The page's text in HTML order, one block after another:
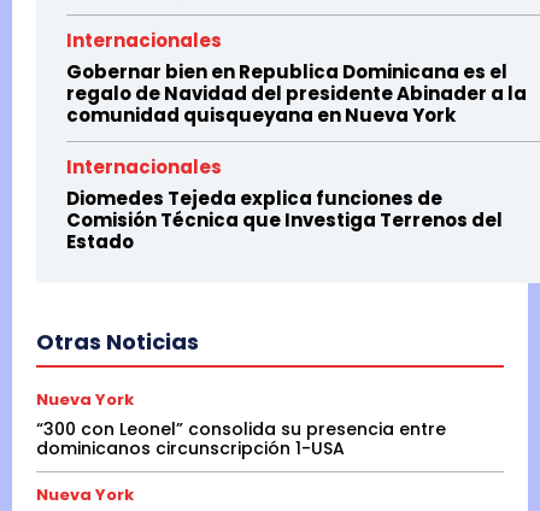
Internacionales
Gobernar bien en Republica Dominicana es el
regalo de Navidad del presidente Abinader a la
comunidad quisqueyana en Nueva York
Internacionales
Diomedes Tejeda explica funciones de
Comisión Técnica que Investiga Terrenos del
Estado
Otras Noticias
Nueva York
“300 con Leonel” consolida su presencia entre
dominicanos circunscripción 1-USA
Nueva York